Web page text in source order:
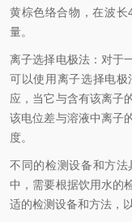
黄棕色络合物，在波
量。
离子选择电极法：对于
可以使用离子选择电
应，当它与含有该离子
该电位差与溶液中离子
度。
不同的检测设备和方
中，需要根据饮用水的
适的检测设备和方法，